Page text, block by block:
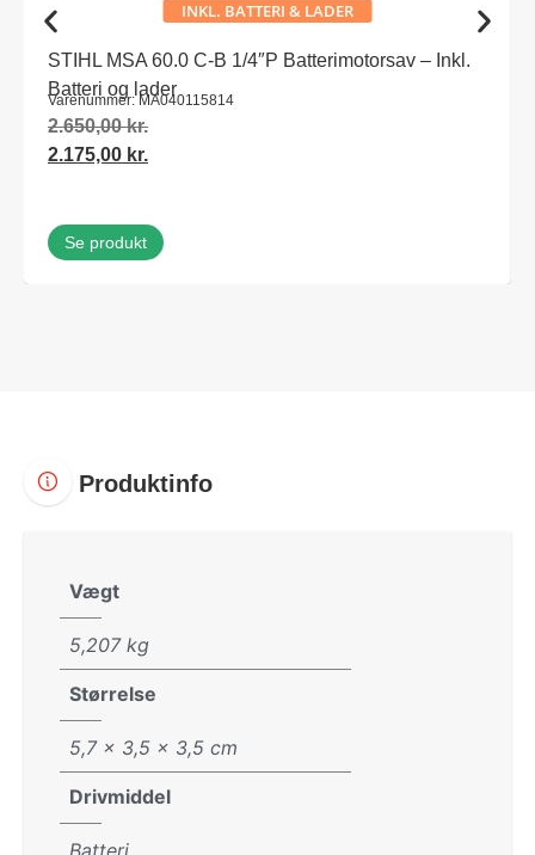
INKL. BATTERI & LADER
STIHL MSA 60.0 C-B 1/4″P Batterimotorsav – Inkl.
Batteri og lader
Varenummer: MA040115814
2.650,00kr.
2.175,00 kr.
Se produkt
Produktinfo
Vægt
5,207 kg
Størrelse
5,7 × 3,5 × 3,5 cm
Drivmiddel
Batteri